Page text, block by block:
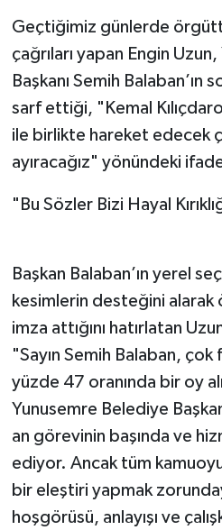
​Geçtiğimiz günlerde
çağrıları yapan Engin
Başkanı Semih Balaban’ın
sarf ettiği, "Kemal
ile birlikte hareket edecek
ayıracağız" yönündeki
​"Bu Sözler Bizi Hayal
​Başkan Balaban’ın yerel
kesimlerin desteğini alarak
imza attığını hatırlatan
"Sayın Semih Balaban, çok
yüzde 47 oranında bir oy
Yunusemre Belediye
an görevinin başında ve
ediyor. Ancak tüm kamuoyu
bir eleştiri yapmak
hoşgörüsü, anlayışı ve